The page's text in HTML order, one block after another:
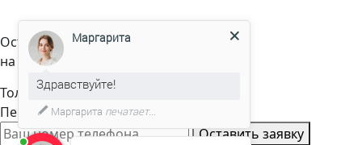
Оставьте заявку
на расчет стоимости
Только телефон и мы в деле.
Перезвоним через пару минут
Оставить заявку
Маргарита
Здравствуйте!
Маргарита печатает...